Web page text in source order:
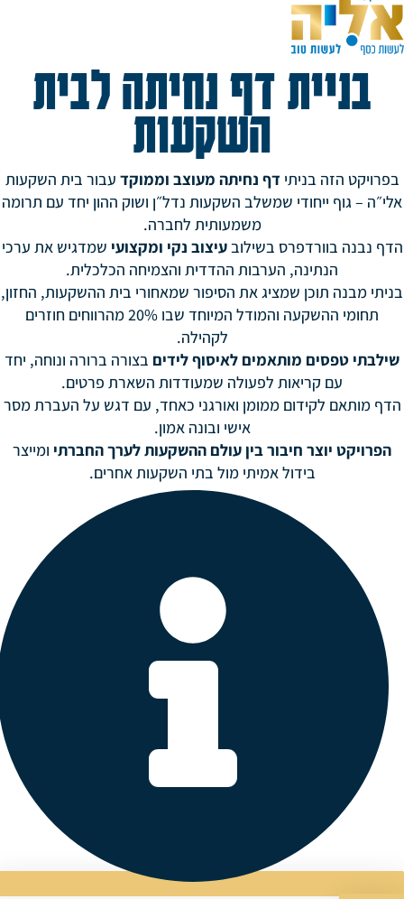
בניית דף נחיתה לבית
השקעות
בפרויקט הזה בניתי דף נחיתה מעוצב וממוקד עבור בית השקעות
אלי״ה – גוף ייחודי שמשלב השקעות נדל״ן ושוק ההון יחד עם תרומה
משמעותית לחברה.
הדף נבנה בוורדפרס בשילובעיצוב נקי ומקצועי שמדגיש את ערכי
הנתינה, הערבות ההדדית והצמיחה הכלכלית.
בניתי מבנה תוכן שמציג את הסיפור שמאחורי בית ההשקעות, החזון,
תחומי ההשקעה והמודל המיוחד שבו 20% מהרווחים חוזרים
לקהילה.
שילבתי טפסים מותאמים לאיסוף לידים בצורה ברורה ונוחה, יחד
עם קריאות לפעולה שמעודדות השארת פרטים.
הדף מותאם לקידום ממומן ואורגני כאחד, עם דגש על העברת מסר
אישי ובונה אמון.
הפרויקט יוצר חיבור בין עולם ההשקעות לערך החברתי ומייצר
בידול אמיתי מול בתי השקעות אחרים.